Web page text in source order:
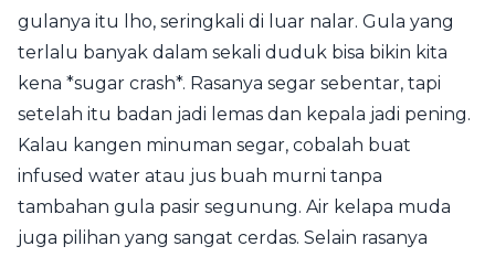
gulanya itu lho, seringkali di luar nalar. Gula yang
terlalu banyak dalam sekali duduk bisa bikin kita
kena *sugar crash*. Rasanya segar sebentar, tapi
setelah itu badan jadi lemas dan kepala jadi pening.
Kalau kangen minuman segar, cobalah buat
infused water atau jus buah murni tanpa
tambahan gula pasir segunung. Air kelapa muda
juga pilihan yang sangat cerdas. Selain rasanya